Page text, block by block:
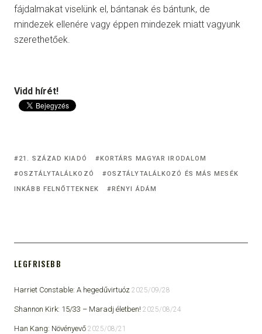
fájdalmakat viselünk el, bántanak és bántunk, de
mindezek ellenére vagy éppen mindezek miatt vagyunk
szerethetőek.
Vidd hírét!
21. SZÁZAD KIADÓ
KORTÁRS MAGYAR IRODALOM
OSZTÁLYTALÁLKOZÓ
OSZTÁLYTALÁLKOZÓ ÉS MÁS MESÉK
INKÁBB FELNŐTTEKNEK
RÉNYI ÁDÁM
LEGFRISEBB
Harriet Constable: A hegedűvirtuóz 2025/09/28
Shannon Kirk: 15/33 ​– Maradj életben! 2025/08/24
Han Kang: Növényevő 2025/08/21